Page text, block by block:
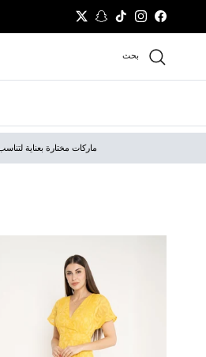
انتقل إلى المحتوى
Facebook
Instagram
TikTok
Snapchat
Twitter
بحث
ماركات مختارة بعناية